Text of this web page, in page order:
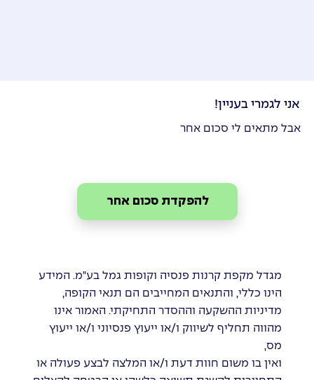
אני לגמרי בעניין!
אבל מתאים לי סכום אחר
להפקדת סכום אחר
מגדל מקפת קרנות פנסיה וקופות גמל בע"מ. המידע
הינו כללי, והתנאים המחייבים הם תנאי הקופה,
מדיניות ההשקעה וההסדר התחיקתי. האמור אינו
מהווה תחליף לשיווק ו/או ייעוץ פנסיוני ו/או ייעוץ
מס,
ואין בו משום חוות דעת ו/או המלצה לבצע פעולה או